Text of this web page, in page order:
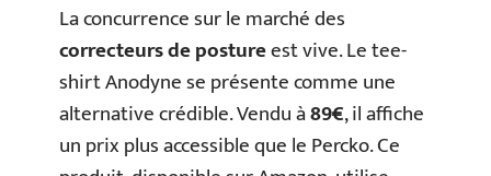
La concurrence sur le marché des
correcteurs de postureest vive. Le tee-
shirt Anodyne se présente comme une
alternative crédible. Vendu à89€, il affiche
un prix plus accessible que le Percko. Ce